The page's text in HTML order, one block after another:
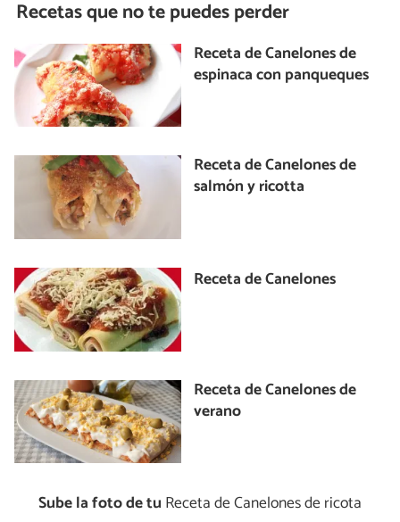
Recetas que no te puedes perder
Receta de Canelones de
espinaca con panqueques
Receta de Canelones de
salmón y ricotta
Receta de Canelones
Receta de Canelones de
verano
Sube la foto de tu Receta de Canelones de ricota